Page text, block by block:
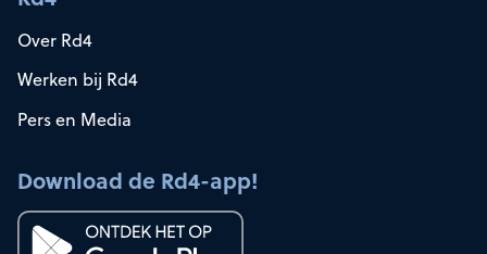
Over Rd4
Werken bij Rd4
Pers en Media
Download de Rd4-app!